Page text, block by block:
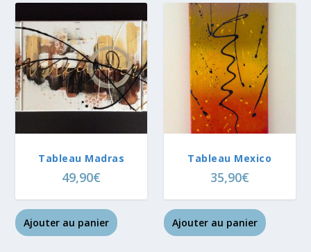
Tableau Madras
49,90€
Ajouter au panier
Tableau Mexico
35,90€
Ajouter au panier